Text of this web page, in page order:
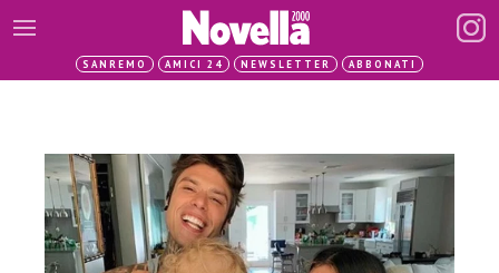
SANREMO AMICI 24 NEWSLETTER ABBONATI